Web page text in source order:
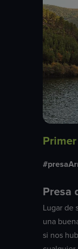
Presa
Lugar de
una
si nos